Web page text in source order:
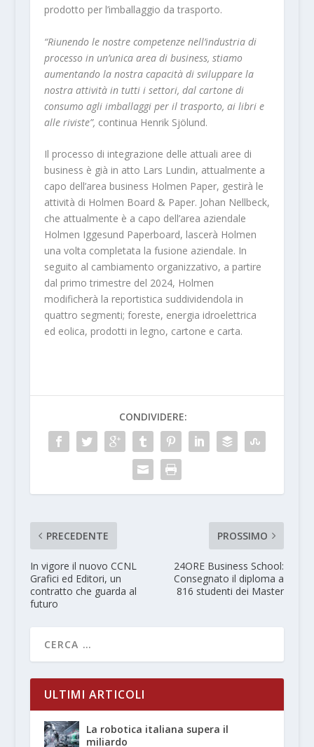
prodotto per l’imballaggio da trasporto.
“Riunendo le nostre competenze nell’industria di
processo in un’unica area di business, stiamo
aumentando la nostra capacità di sviluppare la
nostra attività in tutti i settori, dal cartone di
consumo agli imballaggi per il trasporto, ai libri e
alle riviste”, continua Henrik Sjölund.
Il processo di integrazione delle attuali aree di
business è già in atto Lars Lundin, attualmente a
capo dell’area business Holmen Paper, gestirà le
attività di Holmen Board & Paper. Johan Nellbeck,
che attualmente è a capo dell’area aziendale
Holmen Iggesund Paperboard, lascerà Holmen
una volta completata la fusione aziendale. In
seguito al cambiamento organizzativo, a partire
dal primo trimestre del 2024, Holmen
modificherà la reportistica suddividendola in
quattro segmenti; foreste, energia idroelettrica
ed eolica, prodotti in legno, cartone e carta.
CONDIVIDERE:
PRECEDENTE
In vigore il nuovo CCNL
Grafici ed Editori, un
contratto che guarda al
futuro
PROSSIMO
24ORE Business School:
Consegnato il diploma a
816 studenti dei Master
ULTIMI ARTICOLI
La robotica italiana supera il
miliardo